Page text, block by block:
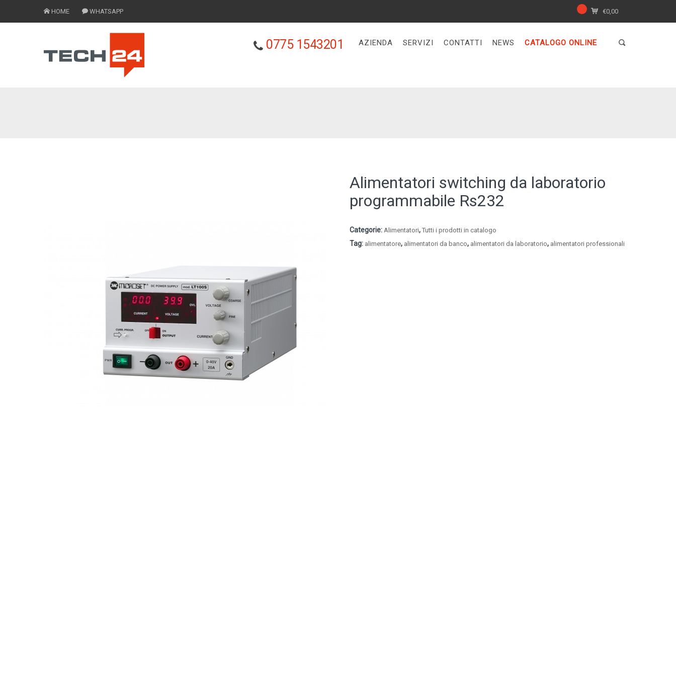
HOME WHATSAPP €0,00
0775 1543201 AZIENDA SERVIZI CONTATTI NEWS CATALOGO ONLINE
Alimentatori switching da laboratorio
programmabile Rs232
Categorie: Alimentatori,Tutti i prodotti in catalogo
Tag: alimentatore, alimentatori da banco, alimentatori da laboratorio, alimentatori professionali